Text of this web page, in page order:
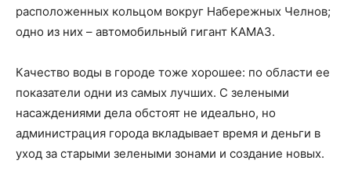
расположенных кольцом вокруг Набережных Челнов;
одно из них – автомобильный гигант КАМАЗ.
Качество воды в городе тоже хорошее: по области ее
показатели одни из самых лучших. С зелеными
насаждениями дела обстоят не идеально, но
администрация города вкладывает время и деньги в
уход за старыми зелеными зонами и создание новых.